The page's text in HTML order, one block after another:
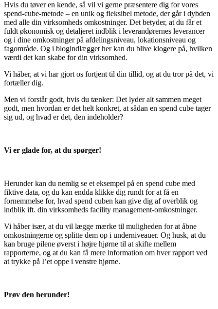
Hvis du tøver en kende, så vil vi gerne præsentere dig for vores
spend-cube-metode – en unik og fleksibel metode, der går i dybden
med alle din virksomheds omkostninger. Det betyder, at du får et
fuldt økonomisk og detaljeret indblik i leverandørernes leverancer
og i dine omkostninger på afdelingsniveau, lokationsniveau og
fagområde. Og i blogindlægget her kan du blive klogere på, hvilken
værdi det kan skabe for din virksomhed.
Vi håber, at vi har gjort os fortjent til din tillid, og at du tror på det, vi
fortæller dig.
Men vi forstår godt, hvis du tænker: Det lyder alt sammen meget
godt, men hvordan er det helt konkret, at sådan en spend cube tager
sig ud, og hvad er det, den indeholder?
Vi er glade for, at du spørger!
Herunder kan du nemlig se et eksempel på en spend cube med
fiktive data, og du kan endda klikke dig rundt for at få en
fornemmelse for, hvad spend cuben kan give dig af overblik og
indblik ift. din virksomheds facility management-omkostninger.
Vi håber især, at du vil lægge mærke til muligheden for at åbne
omkostningerne og splitte dem op i underniveauer. Og husk, at du
kan bruge pilene øverst i højre hjørne til at skifte mellem
rapporterne, og at du kan få mere information om hver rapport ved
at trykke på I’et oppe i venstre hjørne.
Prøv den herunder!